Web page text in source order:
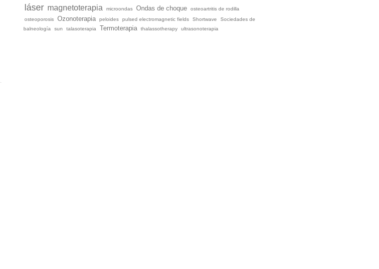
láser magnetoterapia microondas Ondas de choque
osteoartritis de rodilla
osteoporosis
Ozonoterapia peloides pulsed electromagnetic fields Shortwave
Sociedades de
balneología
sun talasoterapia Termoterapia thalassotherapy ultrasonoterapia